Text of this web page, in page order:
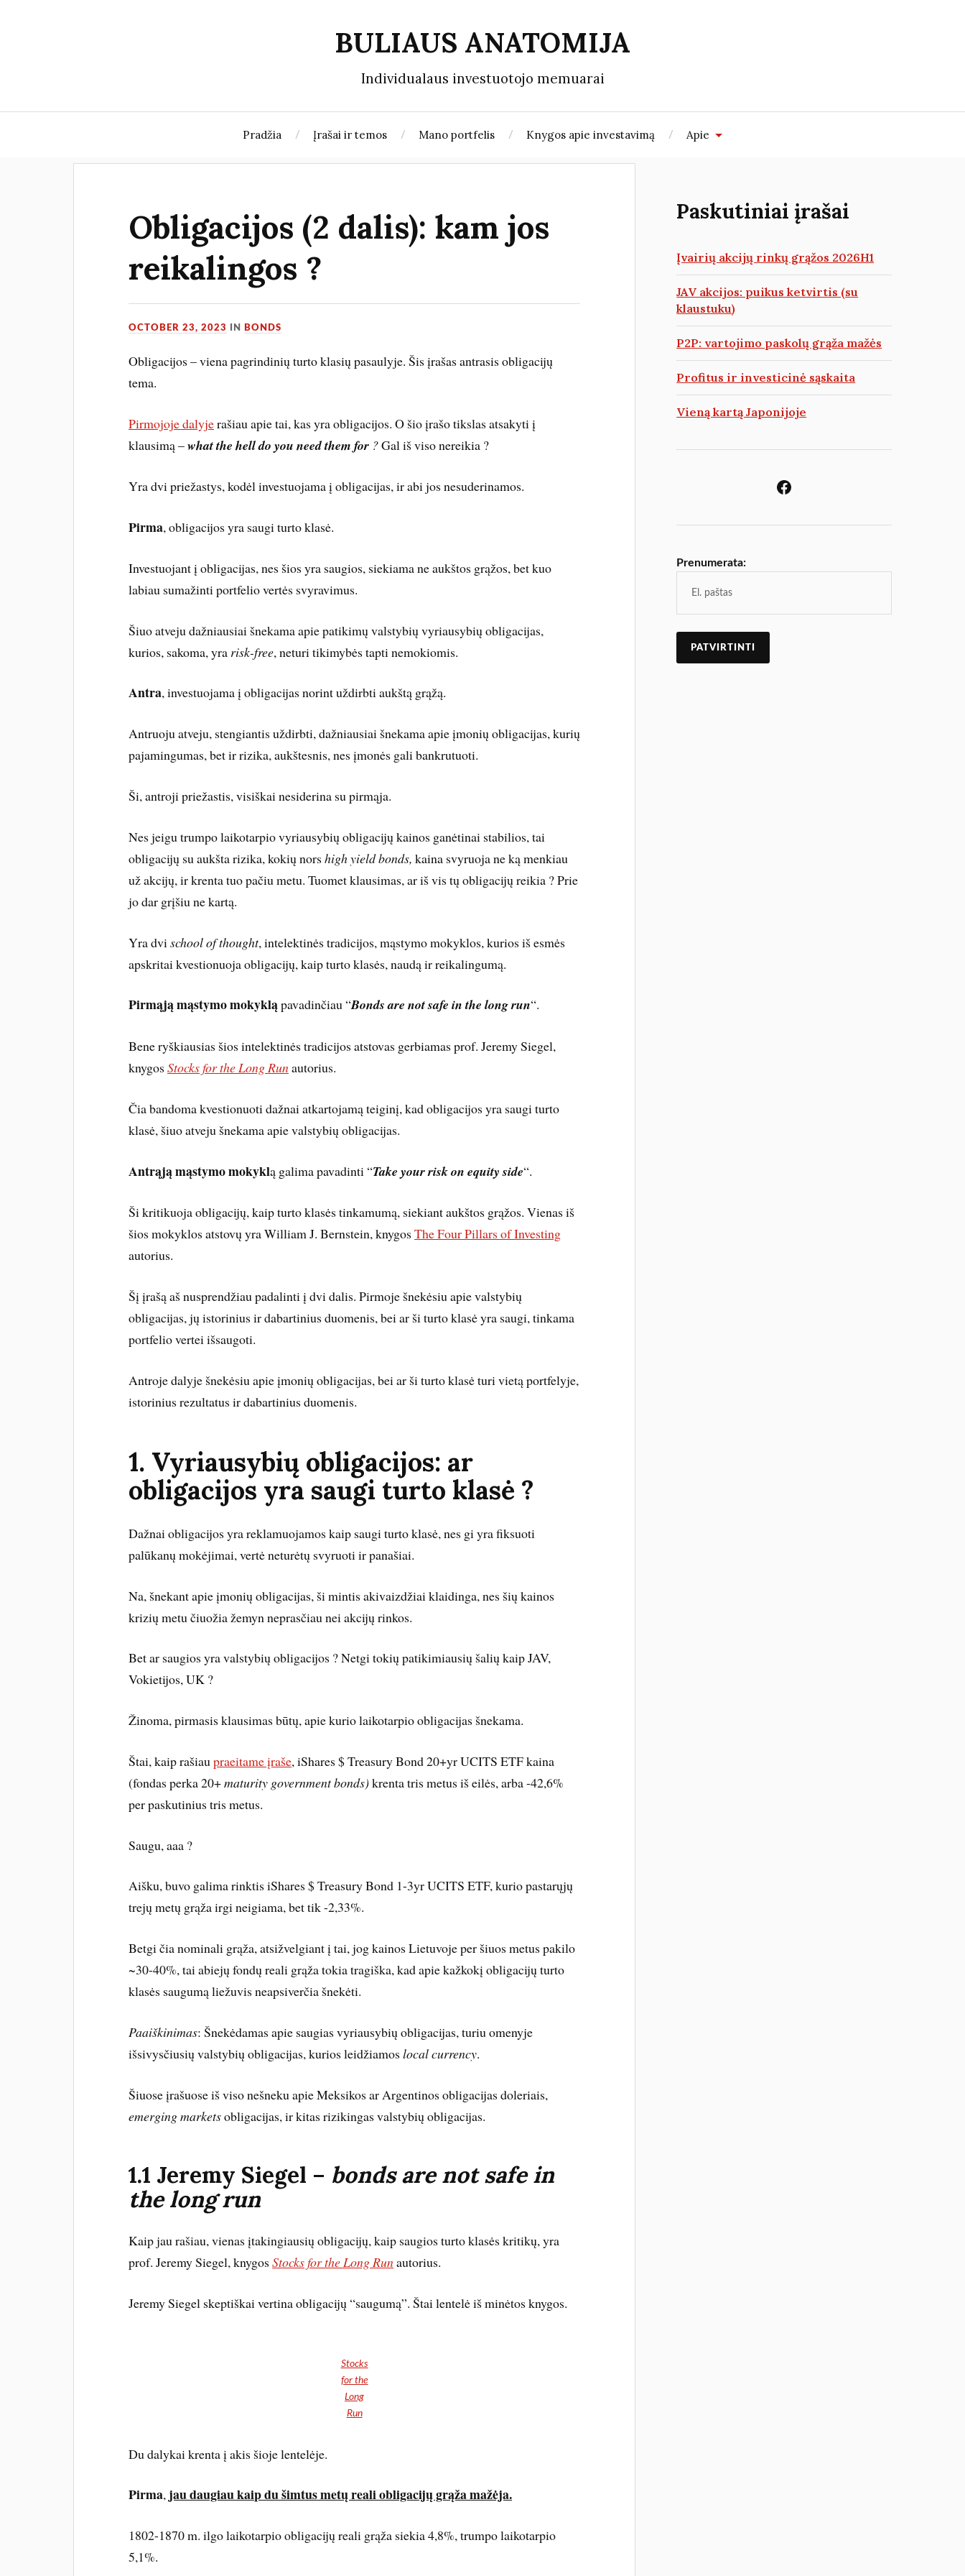
BULIAUS ANATOMIJA
Individualaus investuotojo memuarai
Pradžia Įrašai ir temos Mano portfelis Knygos apie investavimą Apie
Obligacijos (2 dalis): kam jos
reikalingos ?
OCTOBER 23, 2023 IN BONDS
Obligacijos – viena pagrindinių turto klasių pasaulyje. Šis įrašas antrasis obligacijų
tema.
Pirmojoje dalyjerašiau apie tai, kas yra obligacijos. O šio įrašo tikslas atsakyti į
klausimą –what the hell do you need them for ?Gal iš viso nereikia ?
Yra dvi priežastys, kodėl investuojama į obligacijas, ir abi jos nesuderinamos.
Pirma, obligacijos yra saugi turto klasė.
Investuojant į obligacijas, nes šios yra saugios, siekiama ne aukštos grąžos, bet kuo
labiau sumažinti portfelio vertės svyravimus.
Šiuo atveju dažniausiai šnekama apie patikimų valstybių vyriausybių obligacijas,
kurios, sakoma, yra risk-free, neturi tikimybės tapti nemokiomis.
Antra, investuojama į obligacijas norint uždirbti aukštą grąžą.
Antruoju atveju, stengiantis uždirbti, dažniausiai šnekama apie įmonių obligacijas, kurių
pajamingumas, bet ir rizika, aukštesnis, nes įmonės gali bankrutuoti.
Ši, antroji priežastis, visiškai nesiderina su pirmąja.
Nes jeigu trumpo laikotarpio vyriausybių obligacijų kainos ganėtinai stabilios, tai
obligacijų su aukšta rizika, kokių norshigh yield bonds,kaina svyruoja ne ką menkiau
už akcijų, ir krenta tuo pačiu metu. Tuomet klausimas, ar iš vis tų obligacijų reikia ? Prie
jo dar grįšiu ne kartą.
Yra dvischool of thought, intelektinės tradicijos, mąstymo mokyklos, kurios iš esmės
apskritai kvestionuoja obligacijų, kaip turto klasės, naudą ir reikalingumą.
Pirmąją mąstymo mokykląpavadinčiau “Bonds are not safe in the long run“.
Bene ryškiausias šios intelektinės tradicijos atstovas gerbiamas prof. Jeremy Siegel,
knygosStocks for the Long Runautorius.
Čia bandoma kvestionuoti dažnai atkartojamą teiginį, kad obligacijos yra saugi turto
klasė, šiuo atveju šnekama apie valstybių obligacijas.
Antrąją mąstymo mokyklą galima pavadinti “Take your risk on equity side“.
Ši kritikuoja obligacijų, kaip turto klasės tinkamumą, siekiant aukštos grąžos. Vienas iš
šios mokyklos atstovų yra William J. Bernstein, knygosThe Four Pillars of Investing
autorius.
Šį įrašą aš nusprendžiau padalinti į dvi dalis. Pirmoje šnekėsiu apie valstybių
obligacijas, jų istorinius ir dabartinius duomenis, bei ar ši turto klasė yra saugi, tinkama
portfelio vertei išsaugoti.
Antroje dalyje šnekėsiu apie įmonių obligacijas, bei ar ši turto klasė turi vietą portfelyje,
istorinius rezultatus ir dabartinius duomenis.
1. Vyriausybių obligacijos: ar
obligacijos yra saugi turto klasė ?
Dažnai obligacijos yra reklamuojamos kaip saugi turto klasė, nes gi yra fiksuoti
palūkanų mokėjimai, vertė neturėtų svyruoti ir panašiai.
Na, šnekant apie įmonių obligacijas, ši mintis akivaizdžiai klaidinga, nes šių kainos
krizių metu čiuožia žemyn neprasčiau nei akcijų rinkos.
Bet ar saugios yra valstybių obligacijos ? Netgi tokių patikimiausių šalių kaip JAV,
Vokietijos, UK ?
Žinoma, pirmasis klausimas būtų, apie kurio laikotarpio obligacijas šnekama.
Štai, kaip rašiaupraeitame įraše, iShares $ Treasury Bond 20+yr UCITS ETF kaina
(fondas perka 20+maturity government bonds)krenta tris metus iš eilės, arba -42,6%
per paskutinius tris metus.
Saugu, aaa ?
Aišku, buvo galima rinktis iShares $ Treasury Bond 1-3yr UCITS ETF, kurio pastarųjų
trejų metų grąža irgi neigiama, bet tik -2,33%.
Betgi čia nominali grąža, atsižvelgiant į tai, jog kainos Lietuvoje per šiuos metus pakilo
~30-40%, tai abiejų fondų reali grąža tokia tragiška, kad apie kažkokį obligacijų turto
klasės saugumą liežuvis neapsiverčia šnekėti.
Paaiškinimas: Šnekėdamas apie saugias vyriausybių obligacijas, turiu omenyje
išsivysčiusių valstybių obligacijas, kurios leidžiamoslocal currency.
Šiuose įrašuose iš viso nešneku apie Meksikos ar Argentinos obligacijas doleriais,
emerging marketsobligacijas, ir kitas rizikingas valstybių obligacijas.
1.1 Jeremy Siegel – bonds are not safe in
the long run
Kaip jau rašiau, vienas įtakingiausių obligacijų, kaip saugios turto klasės kritikų, yra
prof. Jeremy Siegel, knygosStocks for the Long Runautorius.
Jeremy Siegel skeptiškai vertina obligacijų “saugumą”. Štai lentelė iš minėtos knygos.
Stocks
for the
Long
Run
Du dalykai krenta į akis šioje lentelėje.
Pirma, jau daugiau kaip du šimtus metų reali obligacijų grąža mažėja.
1802-1870 m. ilgo laikotarpio obligacijų reali grąža siekia 4,8%, trumpo laikotarpio
5,1%.
Paskutiniai įrašai
Įvairių akcijų rinkų grąžos 2026H1
JAV akcijos: puikus ketvirtis (su
klaustuku)
P2P: vartojimo paskolų grąža mažės
Profitus ir investicinė sąskaita
Vieną kartą Japonijoje
Prenumerata: